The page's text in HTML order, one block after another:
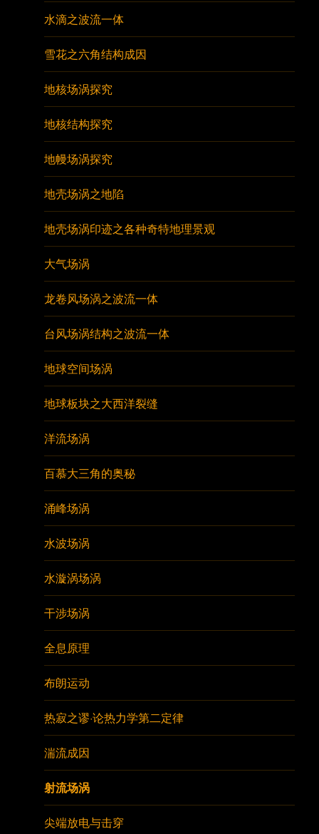
水滴之波流一体
雪花之六角结构成因
地核场涡探究
地核结构探究
地幔场涡探究
地壳场涡之地陷
地壳场涡印迹之各种奇特地理景观
大气场涡
龙卷风场涡之波流一体
台风场涡结构之波流一体
地球空间场涡
地球板块之大西洋裂缝
洋流场涡
百慕大三角的奥秘
涌峰场涡
水波场涡
水漩涡场涡
干涉场涡
全息原理
布朗运动
热寂之谬·论热力学第二定律
湍流成因
射流场涡
尖端放电与击穿